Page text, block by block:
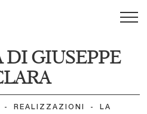
DI GIUSEPPE
- REALIZZAZIONI -
LA